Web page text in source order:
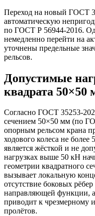
Переход на новый ГОСТ
автоматическую
по ГОСТ Р 56944-2016.
немедленно перейти на
уточнены предельные
рельсов.
Допустимые
квадрата 50×50
Согласно ГОСТ 35253-
сечением 50×50 мм (по
опорным рельсом крана
ходового колеса не
является жёсткой и не
нагрузках выше 50 кН
геометрии квадратного
вызывает локальную
отсутствие боковых
направляющей функции,
приводит к чрезмерному
пролётов.​